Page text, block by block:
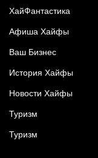
XайФантастика
Афиша Хайфы
Ваш Бизнес
История Хайфы
Новости Хайфы
Туризм
Туризм